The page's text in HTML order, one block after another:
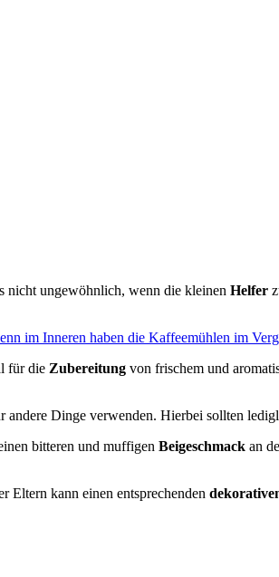
nicht ungewöhnlich, wenn die kleinen Helfer
im Inneren haben die Kaffeemühlen im
für die Zubereitung von frischem und
Dinge verwenden. Hierbei sollten
bitteren und muffigen Beigeschmack an
Eltern kann einen entsprechenden